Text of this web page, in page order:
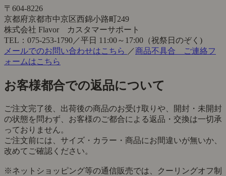
〒604-8226
京都府京都市中京区西錦小路町249
株式会社 Flavor カスタマーサポート
TEL：075-253-1790／平日 11:00～17:00（祝祭日のぞく)
メールでのお問い合わせはこちら ／商品不具合 ご連絡フ
ォームはこちら
お客様都合での返品について
ご注文完了後、出荷後の商品のお受け取りや、開封・未開封
の状態を問わず、お客様のご都合による返品・交換は一切承
っておりません。
ご注文前には、サイズ・カラー・商品にお間違いが無いか、
改めてご確認ください。
※ネットショッピング等の通信販売では、クーリングオフ制